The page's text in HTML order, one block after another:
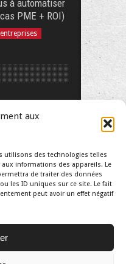
aux
utilisons des technologies telles
informations des appareils. Le
de traiter des données
les ID uniques sur ce site. Le fait
peut avoir un effet négatif
à automatiser
PME + ROI)